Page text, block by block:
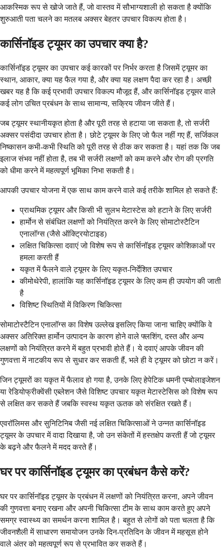
आकस्मिक रूप से खोजे जाते हैं, जो वास्तव में सौभाग्यशाली हो सकता है क्योंकि
शुरुआती पता चलने का मतलब अक्सर बेहतर उपचार विकल्प होता है।
कार्सिनॉइड ट्यूमर का उपचार क्या है?
कार्सिनॉइड ट्यूमर का उपचार कई कारकों पर निर्भर करता है जिसमें ट्यूमर का
स्थान, आकार, क्या यह फैल गया है, और क्या यह लक्षण पैदा कर रहा है। अच्छी
खबर यह है कि कई प्रभावी उपचार विकल्प मौजूद हैं, और कार्सिनॉइड ट्यूमर वाले
कई लोग उचित प्रबंधन के साथ सामान्य, सक्रिय जीवन जीते हैं।
जब ट्यूमर स्थानीयकृत होता है और पूरी तरह से हटाया जा सकता है, तो सर्जरी
अक्सर पसंदीदा उपचार होता है। छोटे ट्यूमर के लिए जो फैल नहीं गए हैं, सर्जिकल
निष्कासन कभी-कभी स्थिति को पूरी तरह से ठीक कर सकता है। यहां तक कि जब
इलाज संभव नहीं होता है, तब भी सर्जरी लक्षणों को कम करने और रोग की प्रगति
को धीमा करने में महत्वपूर्ण भूमिका निभा सकती है।
आपकी उपचार योजना में एक साथ काम करने वाले कई तरीके शामिल हो सकते हैं:
प्राथमिक ट्यूमर और किसी भी सुलभ मेटास्टेस को हटाने के लिए सर्जरी
हार्मोन से संबंधित लक्षणों को नियंत्रित करने के लिए सोमाटोस्टैटिन
एनालॉग्स (जैसे ऑक्ट्रियोटाइड)
लक्षित चिकित्सा दवाएं जो विशेष रूप से कार्सिनॉइड ट्यूमर कोशिकाओं पर
हमला करती हैं
यकृत में फैलने वाले ट्यूमर के लिए यकृत-निर्देशित उपचार
कीमोथेरेपी, हालांकि यह कार्सिनॉइड ट्यूमर के लिए कम ही उपयोग की जाती
है
विशिष्ट स्थितियों में विकिरण चिकित्सा
सोमाटोस्टैटिन एनालॉग्स का विशेष उल्लेख इसलिए किया जाना चाहिए क्योंकि वे
अक्सर अतिरिक्त हार्मोन उत्पादन के कारण होने वाले फ्लशिंग, दस्त और अन्य
लक्षणों को नियंत्रित करने में बहुत प्रभावी होते हैं। ये दवाएं आपके जीवन की
गुणवत्ता में नाटकीय रूप से सुधार कर सकती हैं, भले ही वे ट्यूमर को छोटा न करें।
जिन ट्यूमरों का यकृत में फैलाव हो गया है, उनके लिए हेपेटिक धमनी एम्बोलाइजेशन
या रेडियोफ्रीक्वेंसी एब्लेशन जैसे विशिष्ट उपचार यकृत मेटास्टेसिस को विशेष रूप
से लक्षित कर सकते हैं जबकि स्वस्थ यकृत ऊतक को संरक्षित रखते हैं।
एवरॉलिमस और सुनिटिनिब जैसी नई लक्षित चिकित्साओं ने उन्नत कार्सिनॉइड
ट्यूमर के उपचार में वादा दिखाया है, जो उन संकेतों में हस्तक्षेप करती हैं जो ट्यूमर
के बढ़ने और फैलने में मदद करते हैं।
घर पर कार्सिनॉइड ट्यूमर का प्रबंधन कैसे करें?
घर पर कार्सिनॉइड ट्यूमर के प्रबंधन में लक्षणों को नियंत्रित करना, अपने जीवन
की गुणवत्ता बनाए रखना और अपनी चिकित्सा टीम के साथ काम करते हुए अपने
समग्र स्वास्थ्य का समर्थन करना शामिल है। बहुत से लोगों को पता चलता है कि
जीवनशैली में साधारण समायोजन उनके दिन-प्रतिदिन के जीवन में महसूस होने
वाले अंतर को महत्वपूर्ण रूप से प्रभावित कर सकते हैं।